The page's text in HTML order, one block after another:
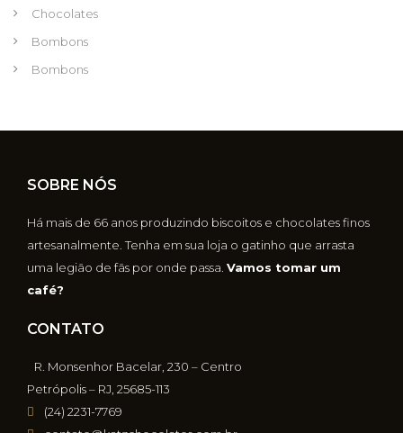
Chocolates
Bombons
Bombons
SOBRE NÓS
Há mais de 66 anos produzindo biscoitos e chocolates finos
artesanalmente. Tenha em sua loja o gatinho que arrasta
uma legião de fãs por onde passa. Vamos tomar um
café?
CONTATO
R. Monsenhor Bacelar, 230 – Centro
Petrópolis – RJ, 25685-113
(24) 2231-7769